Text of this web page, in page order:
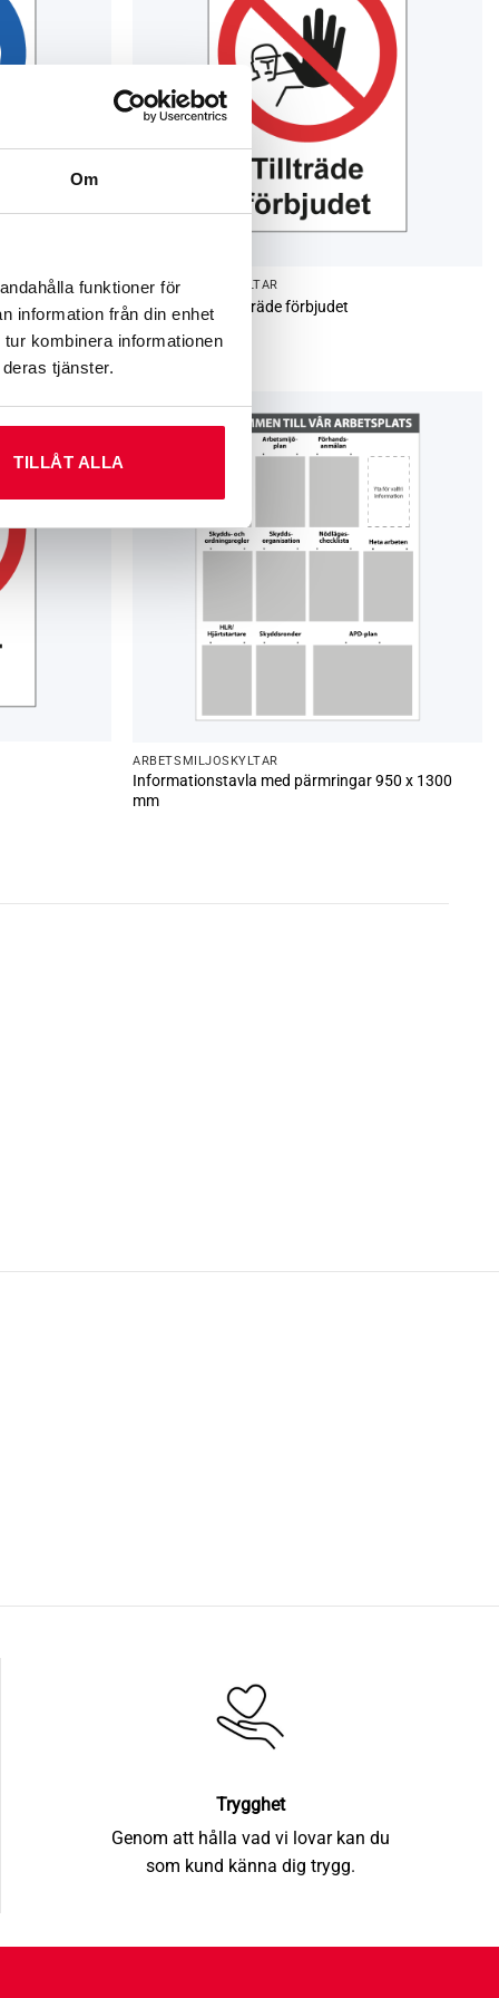
Om
funktioner för
information från din enhet
kombinera informationen
tjänster.
TILLÅT ALLA
ARBETSMILJÖ­­SKYLTAR
Förbudsskylt Tillträde förbjudet
Från108kr
ARBETSMILJÖ­­SKYLTAR
Informationstavla med pärmringar 950 x 1300
mm
Trygghet
Genom att hålla vad vi lovar kan du
som kund känna dig trygg.